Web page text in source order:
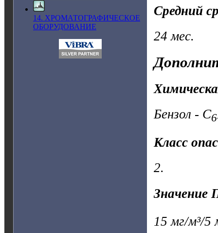
14. ХРОМАТОГРАФИЧЕСКОЕ
ОБОРУДОВАНИЕ
Средний
24 мес.
Бензол - C6
Класс
2.
Значение
15 мг/м³/5